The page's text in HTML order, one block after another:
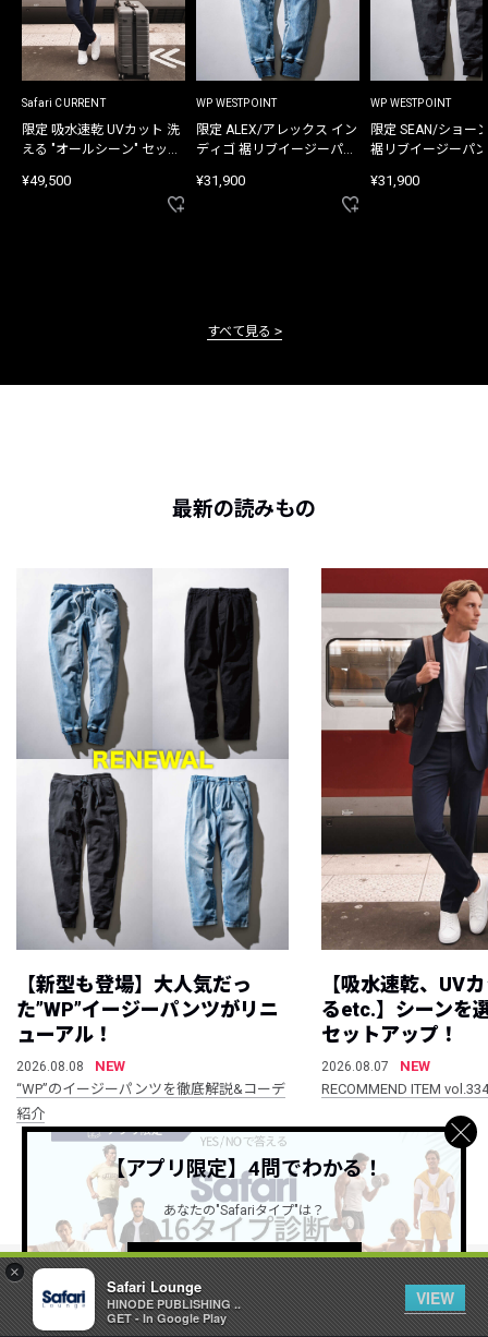
×
Safari Lounge
HINODE PUBLISHING ..
GET - In Google Play
VIEW
Safari CURRENT
限定 吸水速乾 UVカット 洗
える "オールシーン" セット
¥49,500
WP WESTPOINT
限定 ALEX/アレックス イン
ディゴ 裾リブイージーパン
¥31,900
WP WESTPOINT
限定 SEAN/ショー
裾リブイージーパ
¥31,900
すべて見る
最新の読みもの
【新型も登場】大人気だっ
た”WP”イージーパンツがリニ
ューアル！
2026.08.08
NEW
“WP”のイージーパンツを徹底解説&コーデ
紹介
【吸水速乾、UV
るetc.】シーンを
セットアップ！
2026.08.07
NEW
RECOMMEND ITEM vol.334
すべて見る
公式SNSアカウント
【アプリ限定】4問でわかる！
あなたの"Safariタイプ"は？
詳しくはこちら ＞